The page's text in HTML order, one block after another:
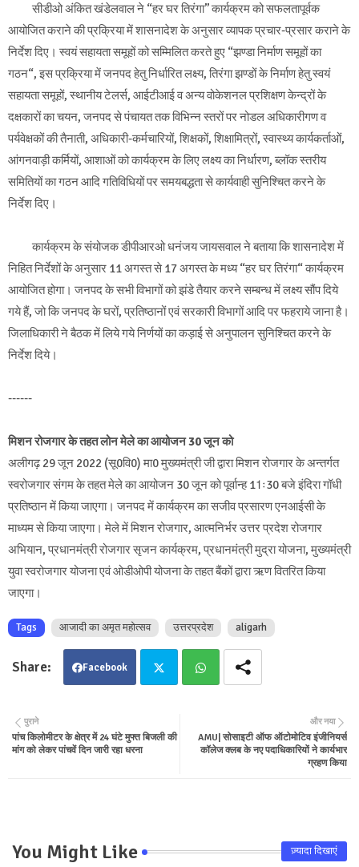
सीडीओ अंकित खंडेलवाल ने “हर घर तिरंगा’’ कार्यक्रम को सफलतापूर्वक
आयोजित कराने की प्रक्रिया में शासनादेश के अनुसार व्यापक प्रचार-प्रसार कराने के
निर्देश दिए। स्वयं सहायता समूहों को सम्मिलित करते हुए “झण्डा निर्माण समूहों का
गठन“, इस प्रक्रिया में जनपद हेतु निर्धारित लक्ष्य, तिरंगा झण्डों के निर्माण हेतु स्वयं
सहायता समूहों, स्थानीय टेलर्स, आईटीआई व अन्य वोकेशनल प्रशिक्षण केन्द्रों के
दक्षकारों का चयन, जनपद से पंचायत तक विभिन्न स्तरों पर नोडल अधिकारीगण व
पर्यवेक्षकों की तैनाती, अधिकारी-कर्मचारियों, शिक्षकों, शिक्षामित्रों, स्वास्थ्य कार्यकर्ताओं,
आंगनवाड़ी कर्मियों, आशाओं को कार्यक्रम के लिए लक्ष्य का निर्धारण, ब्लॉक स्तरीय
समितियों का गठन आदि गतिविधियों पर समयबद्धता से कार्यवाही सुनिश्चित करने के
निर्देश दिए।
कार्यक्रम के संयोजक डीपीआरओ धनंजय जायसवाल ने बताया कि शासनादेश में
निहित निर्देशों के अनुसार 11 अगस्त से 17 अगस्त के मध्य “हर घर तिरंगा“ कार्यक्रम
आयोजित होगा। जनपद के सभी विभागों को झंडे तैयार करने सम्बन्ध में लक्ष्य सौंप दिये
गये हैं, जो कि जनपद के घरों, प्रतिष्ठानों एवं सरकारी विभागों आदि पर फहराये जाना है।
जिलाधिकारी ने बैठक में लिये गये निर्णयों का कड़ाई से अनुपालन सुनिश्चित करने के
निर्देश दिये।
------
मिशन रोजगार के तहत लोन मेले का आयोजन 30 जून को
अलीगढ़ 29 जून 2022 (सू0वि0) मा0 मुख्यमंत्री जी द्वारा मिशन रोजगार के अन्तर्गत
स्वरोजगार संगम के तहत मेले का आयोजन 30 जून को पूर्वान्ह 11ः30 बजे इंदिरा गॉधी
प्रतिष्ठान में किया जाएगा। जनपद में कार्यक्रम का सजीव प्रसारण एनआईसी के
माध्यम से किया जाएगा। मेले में मिशन रोजगार, आत्मनिर्भर उत्तर प्रदेश रोजगार
अभियान, प्रधानमंत्री रोजगार सृजन कार्यक्रम, प्रधानमंत्री मुद्रा योजना, मुख्यमंत्री
युवा स्वरोजगार योजना एवं ओडीओपी योजना के तहत बैंकों द्वारा ऋण वितरित किया
जाएगा।
Tags आजादी का अमृत महोत्सव उत्तरप्रदेश aligarh
Facebook
ter tsa
और नया
AMU| सोसाइटी ऑफ ऑटोमोटिव इंजीनियर्स
कॉलेज क्लब के नए पदाधिकारियों ने कार्यभार
ग्रहण किया
पुराने
पांच किलोमीटर के क्षेत्र में 24 घंटे मुफ्त बिजली की
मांग को लेकर पांचवें दिन जारी रहा धरना
You Might Like ज़्यादा दिखाएं